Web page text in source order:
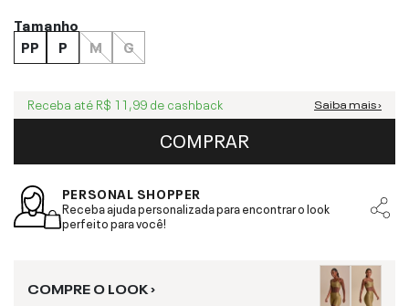
Tamanho
PP
P M G
Receba até R$ 11,99 de cashback Saiba mais ›
COMPRAR
PERSONAL SHOPPER
Receba ajuda personalizada para encontrar o look
perfeito para você!
COMPRE O LOOK ›